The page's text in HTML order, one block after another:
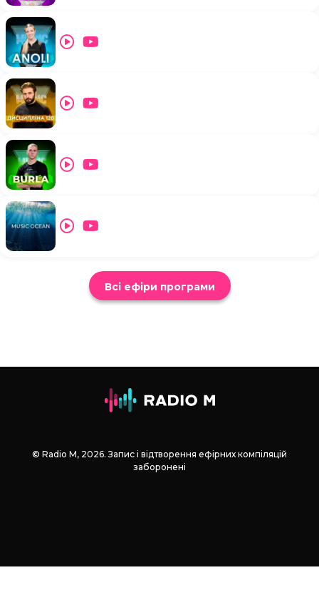
Всі ефіри програми
© Radio М, 2026. Запис і відтворення ефірних компіляцій
заборонені